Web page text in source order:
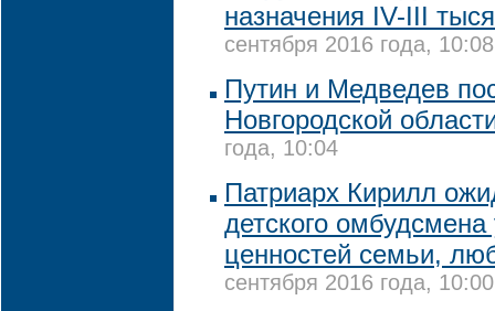
назначения IV-III
сентября 2016 года, 10:08
Путин и Медведев
Новгородской
года, 10:04
Патриарх Кирилл
детского
ценностей семьи,
сентября 2016 года, 10:00